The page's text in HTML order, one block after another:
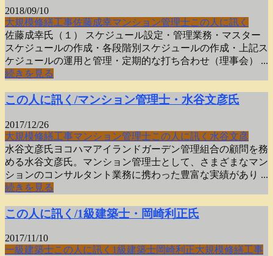
2018/09/10
大規模修繕工事佐藤成幸マンション管理士この人に訊く
佐藤成幸氏（１） スケジュール設定・管理業務・マスター
スケジュールの作成・各段階別スケジュールの作成・上記ス
ケジュールの運用と管理・定期的な打ち合わせ（理事会） ...
続きを見る
この人に訊く/マンション管理士・水谷文彦氏
2017/12/26
大規模修繕工事マンション管理士この人に訊く 水谷文彦
水谷文彦氏ヨコハマアイランドガーデン管理組合の顧問を務
める水谷文彦氏。マンション管理士として、さまざまなマン
ションのコンサルタント業務に携わった豊富な実績があり ...
続きを見る
この人に訊く/1級建築士・岡崎利正氏
2017/11/10
一級建築士この人に訊く 1級建築士岡崎利正大規模修繕工事